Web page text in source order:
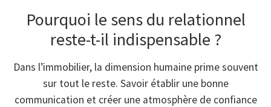
Pourquoi le sens du relationnel
reste-t-il indispensable ?
Dans l’immobilier, la dimension humaine prime souvent
sur tout le reste. Savoir établir une bonne
communication et créer une atmosphère de confiance